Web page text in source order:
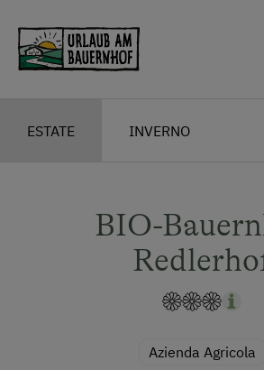
ESTATE INVERNO
BIO-
Azienda Agricola